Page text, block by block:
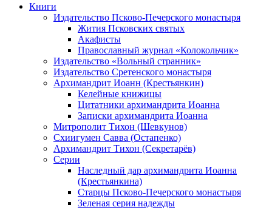
Книги
Издательство Псково-Печерского монастыря
Жития Псковских святых
Акафисты
Православный журнал «Колокольчик»
Издательство «Вольный странник»
Издательство Сретенского монастыря
Архимандрит Иоанн (Крестьянкин)
Келейные книжицы
Цитатники архимандрита Иоанна
Записки архимандрита Иоанна
Митрополит Тихон (Шевкунов)
Схиигумен Савва (Остапенко)
Архимандрит Тихон (Секретарёв)
Серии
Наследный дар архимандрита Иоанна
(Крестьянкина)
Старцы Псково-Печерского монастыря
Зеленая серия надежды